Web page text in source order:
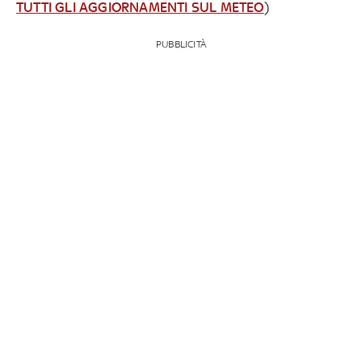
TUTTI GLI AGGIORNAMENTI SUL METEO)
PUBBLICITÀ